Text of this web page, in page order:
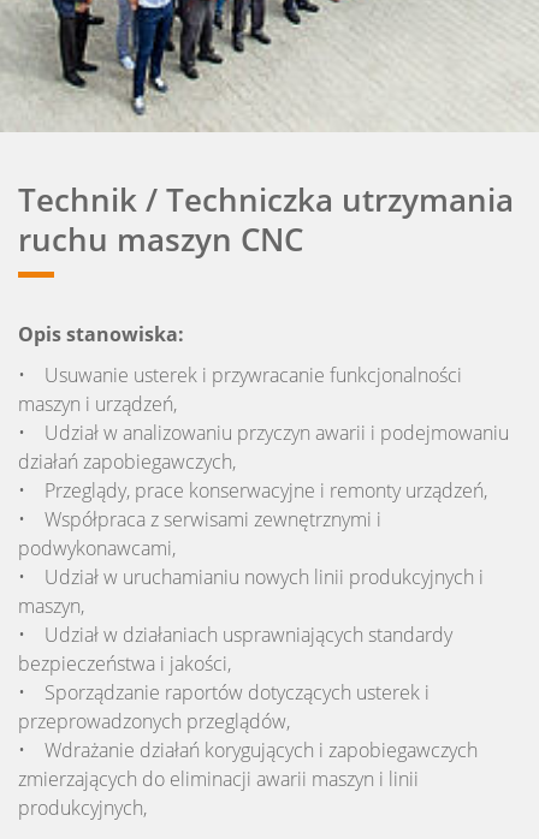
Technik / Techniczka utrzymania
ruchu maszyn CNC
Opis stanowiska:
• Usuwanie usterek i przywracanie funkcjonalności
maszyn i urządzeń,
• Udział w analizowaniu przyczyn awarii i podejmowaniu
działań zapobiegawczych,
• Przeglądy, prace konserwacyjne i remonty urządzeń,
• Współpraca z serwisami zewnętrznymi i
podwykonawcami,
• Udział w uruchamianiu nowych linii produkcyjnych i
maszyn,
• Udział w działaniach usprawniających standardy
bezpieczeństwa i jakości,
• Sporządzanie raportów dotyczących usterek i
przeprowadzonych przeglądów,
• Wdrażanie działań korygujących i zapobiegawczych
zmierzających do eliminacji awarii maszyn i linii
produkcyjnych,